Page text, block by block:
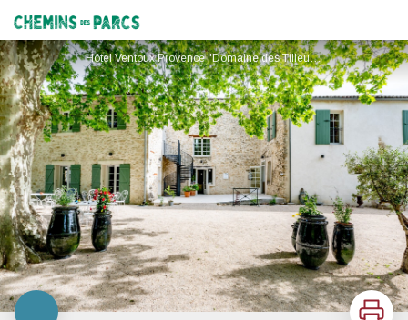
Chemins des Parcs
Hôtel Ventoux Provence "Domaine des Tilleuls"_Malaucène - Hôtel Ventoux Provence "Domaine des Tilleuls"_Malaucène
Imprimer